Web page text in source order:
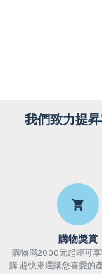
我們致力提
購物獎賞
購物滿2000元起即可
購 趕快來選購您喜愛的